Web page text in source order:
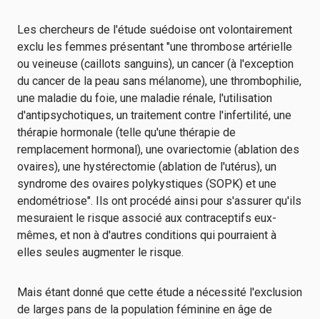
Les chercheurs de l'étude suédoise ont volontairement
exclu les femmes présentant "une thrombose artérielle
ou veineuse (caillots sanguins), un cancer (à l'exception
du cancer de la peau sans mélanome), une thrombophilie,
une maladie du foie, une maladie rénale, l'utilisation
d'antipsychotiques, un traitement contre l'infertilité, une
thérapie hormonale (telle qu'une thérapie de
remplacement hormonal), une ovariectomie (ablation des
ovaires), une hystérectomie (ablation de l'utérus), un
syndrome des ovaires polykystiques (SOPK) et une
endométriose". Ils ont procédé ainsi pour s'assurer qu'ils
mesuraient le risque associé aux contraceptifs eux-
mêmes, et non à d'autres conditions qui pourraient à
elles seules augmenter le risque.
Mais étant donné que cette étude a nécessité l'exclusion
de larges pans de la population féminine en âge de